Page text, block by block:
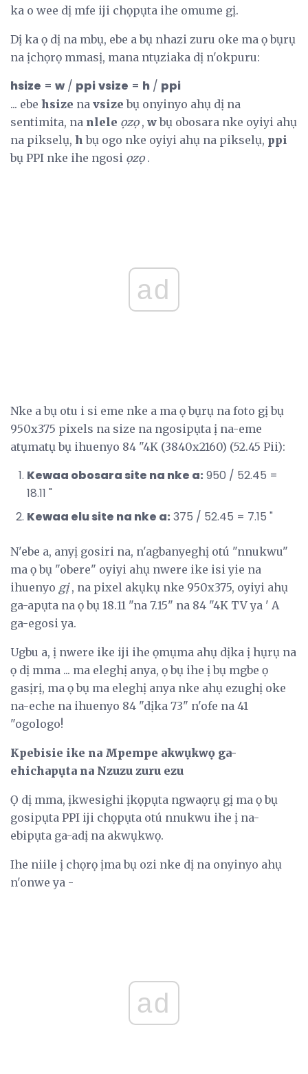
ka o wee dị mfe iji chọpụta ihe omume gị.
Dị ka ọ dị na mbụ, ebe a bụ nhazi zuru oke ma ọ bụrụ
na ịchọrọ mmasị, mana ntụziaka dị n'okpuru:
hsize = w / ppivsize = h / ppi
... ebe hsize na vsize bụ onyinyo ahụ dị na
sentimita, na nlele ọzọ, wbụ obosara nke oyiyi ahụ
na pikselụ, h bụ ogo nke oyiyi ahụ na pikselụ, ppi
bụ PPI nke ihe ngosi ọzọ.
ad
Nke a bụ otu i si eme nke a ma ọ bụrụ na foto gị bụ
950x375 pixels na size na ngosipụta ị na-eme
atụmatụ bụ ihuenyo 84 "4K (3840x2160) (52.45 Pii):
Kewaa obosara site na nke a: 950 / 52.45 =
18.11 "
Kewaa elu site na nke a: 375 / 52.45 = 7.15 "
N'ebe a, anyị gosiri na, n'agbanyeghị otú "nnukwu"
ma ọ bụ "obere" oyiyi ahụ nwere ike isi yie na
ihuenyo gị, na pixel akụkụ nke 950x375, oyiyi ahụ
ga-apụta na ọ bụ 18.11 "na 7.15" na 84 "4K TV ya ' A
ga-egosi ya.
Ugbu a, ị nwere ike iji ihe ọmụma ahụ dịka ị hụrụ na
ọ dị mma ... ma eleghị anya, ọ bụ ihe ị bụ mgbe ọ
gasịrị, ma ọ bụ ma eleghị anya nke ahụ ezughị oke
na-eche na ihuenyo 84 "dịka 73" n'ofe na 41
"ogologo!
Kpebisie ike na Mpempe akwụkwọ ga-
ehichapụta na Nzuzu zuru ezu
Ọ dị mma, ịkwesighi ịkọpụta ngwaọrụ gị ma ọ bụ
gosipụta PPI iji chọpụta otú nnukwu ihe ị na-
ebipụta ga-adị na akwụkwọ.
Ihe niile ị chọrọ ịma bụ ozi nke dị na onyinyo ahụ
n'onwe ya -
ad